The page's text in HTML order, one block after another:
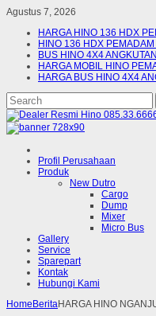
Agustus 7, 2026
HARGA HINO 136 HDX
HINO 136 HDX
BUS HINO 4X4
HARGA MOBIL HINO
HARGA BUS HINO 4X4
Profil Perusahaan
Produk
New Dutro
Cargo
Dump
Mixer
Micro Bus
Gallery
Service
Sparepart
Kontak
Hubungi Kami
Home BeritaHARGA HINO